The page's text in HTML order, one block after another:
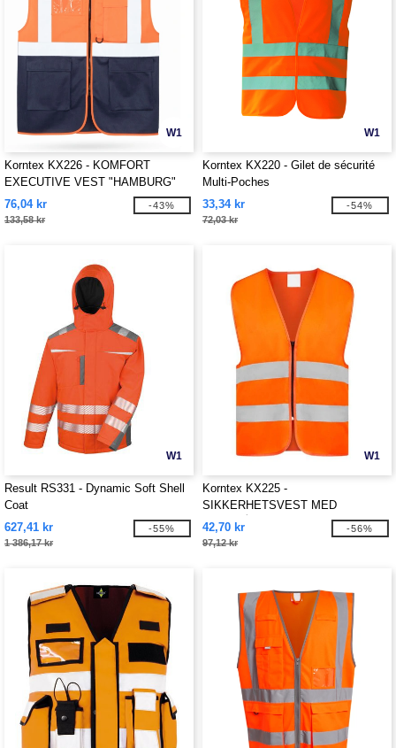
W1
Korntex KX226 - KOMFORT
EXECUTIVE VEST "HAMBURG"
76,04 kr
133,58 kr
-43%
W1
Korntex KX220 - Gilet de sécurité
Multi-Poches
33,34 kr
72,03 kr
-54%
W1
Result RS331 - Dynamic Soft Shell
Coat
627,41 kr
1 386,17 kr
-55%
W1
Korntex KX225 -
SIKKERHETSVEST MED
GLIDELÅS "COLOGNE"
42,70 kr
97,12 kr
-56%